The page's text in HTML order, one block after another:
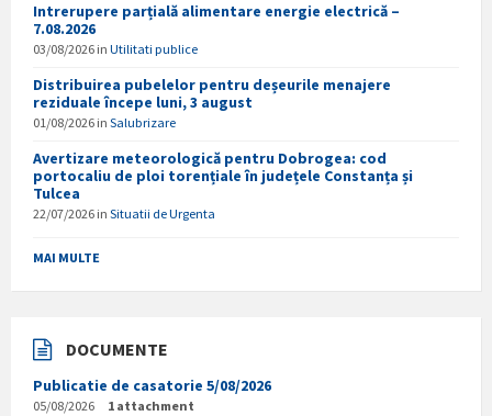
Intrerupere parțială alimentare energie electrică –
7.08.2026
03/08/2026 in Utilitati publice
Distribuirea pubelelor pentru deșeurile menajere
reziduale începe luni, 3 august
01/08/2026 in Salubrizare
Avertizare meteorologică pentru Dobrogea: cod
portocaliu de ploi torențiale în județele Constanța și
Tulcea
22/07/2026 in Situatii de Urgenta
MAI MULTE
DOCUMENTE
Publicatie de casatorie 5/08/2026
05/08/2026 1 attachment